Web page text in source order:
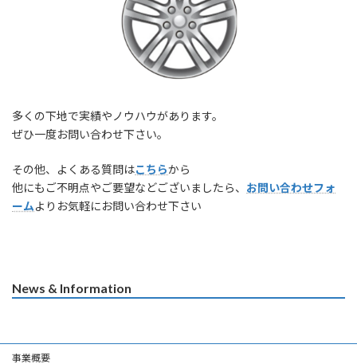
多くの下地で実績やノウハウがあります。
ぜひ一度お問い合わせ下さい。
その他、よくある質問はこちらから
他にもご不明点やご要望などございましたら、 お問い合わせフォ
ームよりお気軽にお問い合わせ下さい
News & Information
事業概要